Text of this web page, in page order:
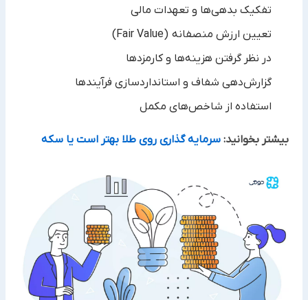
تفکیک بدهی‌ها و تعهدات مالی
تعیین ارزش منصفانه (Fair Value)
در نظر گرفتن هزینه‌ها و کارمزدها
گزارش‌دهی شفاف و استانداردسازی فرآیندها
استفاده از شاخص‌های مکمل
بیشتر بخوانید: سرمایه گذاری روی طلا بهتر است یا سکه